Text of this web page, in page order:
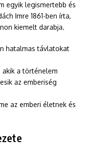
egyik legismertebb és
Imre 1861-ben írta,
kiemelt darabja.
hatalmas távlatokat
akik a történelem
az emberiség
az emberi életnek és